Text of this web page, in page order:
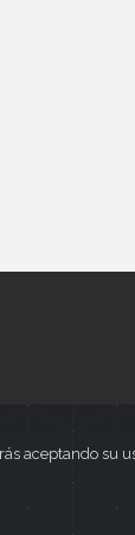
aceptando su